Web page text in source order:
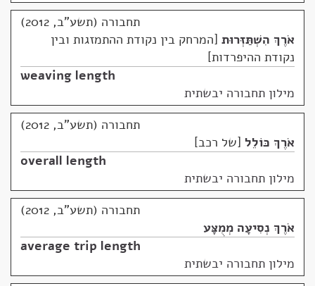
תחבורה (תשע"ב, 2012)
אֹרֶךְ הִשְׁתַּזְּרוּת המרחק בין נקודת ההתמזגות ובין
נקודת ההיפרדות
weaving length
מילון תחבורה יבשתית
תחבורה (תשע"ב, 2012)
אֹרֶךְ כּוֹלֵל של רכב
overall length
מילון תחבורה יבשתית
תחבורה (תשע"ב, 2012)
אֹרֶךְ נְסִיעָה מְמֻצָּע
average trip length
מילון תחבורה יבשתית